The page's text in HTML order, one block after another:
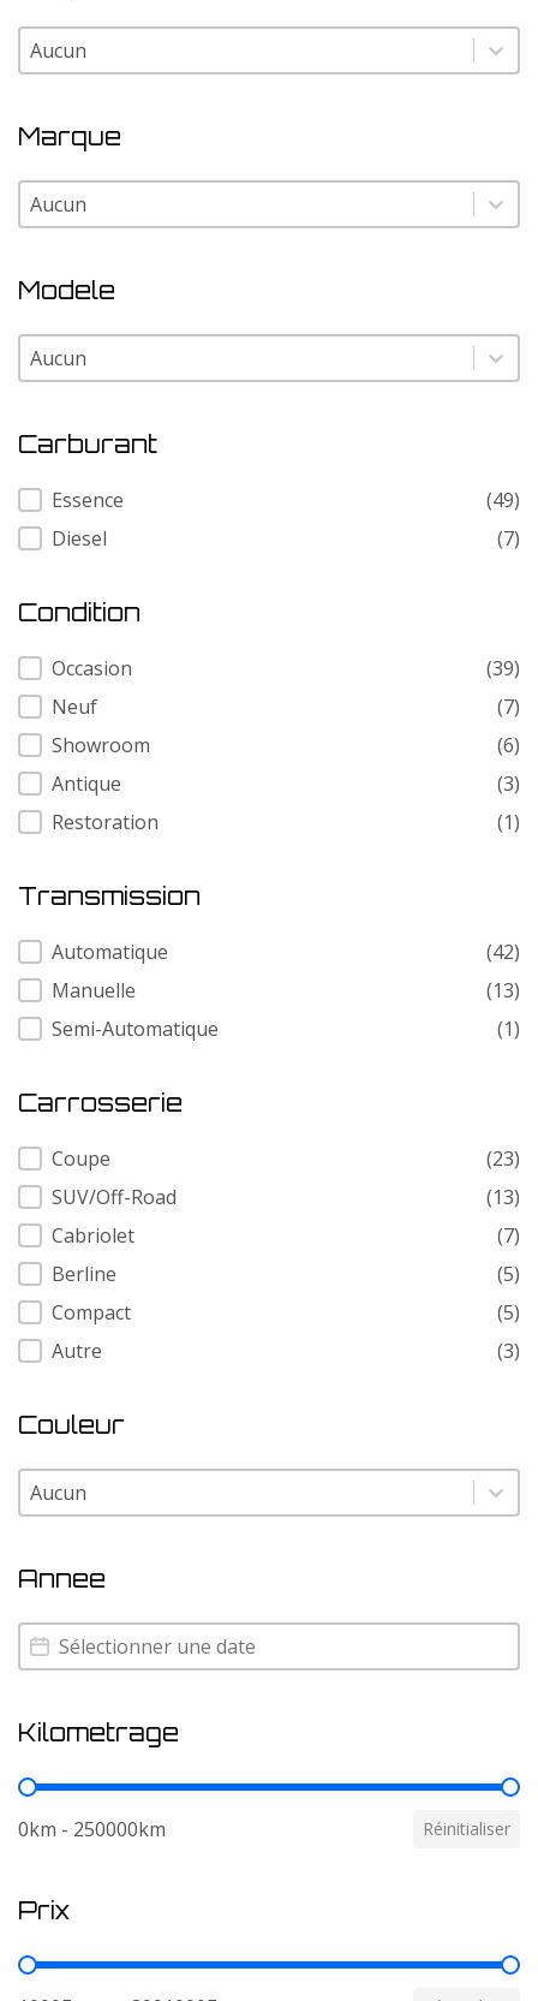
Pays
Pays
Marque
Marque
Marque
Modele
Modele
Modele
Carburant
Carburant
Essence
(49)
Diesel
(7)
Condition
Condition
Occasion
(39)
Neuf
(7)
Showroom
(6)
Antique
(3)
Restoration
(1)
Transmission
Transmission
Automatique
(42)
Manuelle
(13)
Semi-Automatique
(1)
Carrosserie
Carrosserie
Coupe
(23)
SUV/Off-Road
(13)
Cabriolet
(7)
Berline
(5)
Compact
(5)
Autre
(3)
Couleur
Couleur
Couleur
Annee
Annee
Annee
Kilometrage
Kilometrage
0km - 250000km Réinitialiser
Prix
Prix